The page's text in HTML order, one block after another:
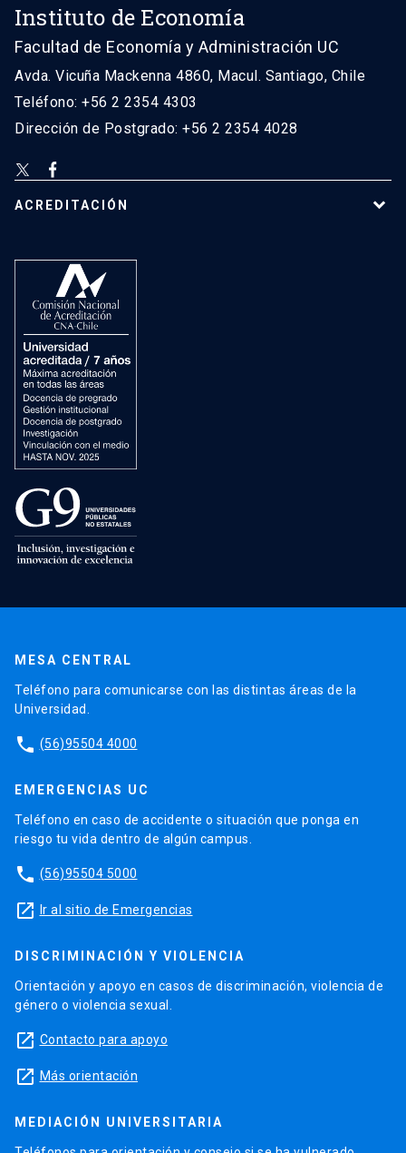
Instituto de Economía
Facultad de Economía y Administración UC
Avda. Vicuña Mackenna 4860, Macul. Santiago, Chile
Teléfono: +56 2 2354 4303
Dirección de Postgrado: +56 2 2354 4028
ACREDITACIÓN
MESA CENTRAL
Teléfono para comunicarse con las distintas áreas de la
Universidad.
phone (56)95504 4000
EMERGENCIAS UC
Teléfono en caso de accidente o situación que ponga en
riesgo tu vida dentro de algún campus.
phone (56)95504 5000
launch Ir al sitio de Emergencias
DISCRIMINACIÓN Y VIOLENCIA
Orientación y apoyo en casos de discriminación, violencia de
género o violencia sexual.
launch Contacto para apoyo
launch Más orientación
MEDIACIÓN UNIVERSITARIA